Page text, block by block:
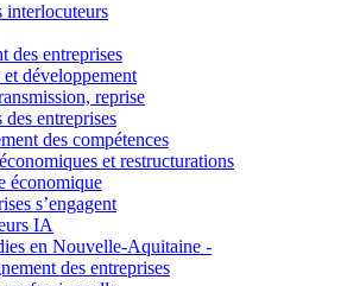
interlocuteurs
des entreprises
développement
reprise
entreprises
des compétences
et restructurations
économique
s’engagent
IA
en Nouvelle-Aquitaine -
des entreprises